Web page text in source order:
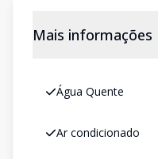
Mais informações
Água Quente
Ar condicionado